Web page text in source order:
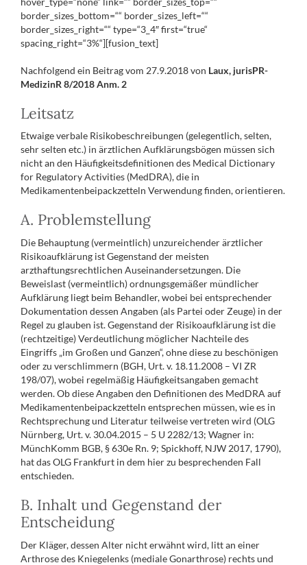
border_sizes_bottom=““ border_sizes_left=““
border_sizes_right=““ type=“3_4″ first=“true“
spacing_right=“3%“][fusion_text]
Nachfolgend ein Beitrag vom 27.9.2018 von Laux, jurisPR-
MedizinR 8/2018 Anm. 2
Leitsatz
Etwaige verbale Risikobeschreibungen (gelegentlich, selten,
sehr selten etc.) in ärztlichen Aufklärungsbögen müssen sich
nicht an den Häufigkeitsdefinitionen des Medical Dictionary
for Regulatory Activities (MedDRA), die in
Medikamentenbeipackzetteln Verwendung finden, orientieren.
A. Problemstellung
Die Behauptung (vermeintlich) unzureichender ärztlicher
Risikoaufklärung ist Gegenstand der meisten
arzthaftungsrechtlichen Auseinandersetzungen. Die
Beweislast (vermeintlich) ordnungsgemäßer mündlicher
Aufklärung liegt beim Behandler, wobei bei entsprechender
Dokumentation dessen Angaben (als Partei oder Zeuge) in der
Regel zu glauben ist. Gegenstand der Risikoaufklärung ist die
(rechtzeitige) Verdeutlichung möglicher Nachteile des
Eingriffs „im Großen und Ganzen“, ohne diese zu beschönigen
oder zu verschlimmern (BGH, Urt. v. 18.11.2008 – VI ZR
198/07), wobei regelmäßig Häufigkeitsangaben gemacht
werden. Ob diese Angaben den Definitionen des MedDRA auf
Medikamentenbeipackzetteln entsprechen müssen, wie es in
Rechtsprechung und Literatur teilweise vertreten wird (OLG
Nürnberg, Urt. v. 30.04.2015 – 5 U 2282/13; Wagner in:
MünchKomm BGB, § 630e Rn. 9; Spickhoff, NJW 2017, 1790),
hat das OLG Frankfurt in dem hier zu besprechenden Fall
entschieden.
B. Inhalt und Gegenstand der
Entscheidung
Der Kläger, dessen Alter nicht erwähnt wird, litt an einer
Arthrose des Kniegelenks (mediale Gonarthrose) rechts und